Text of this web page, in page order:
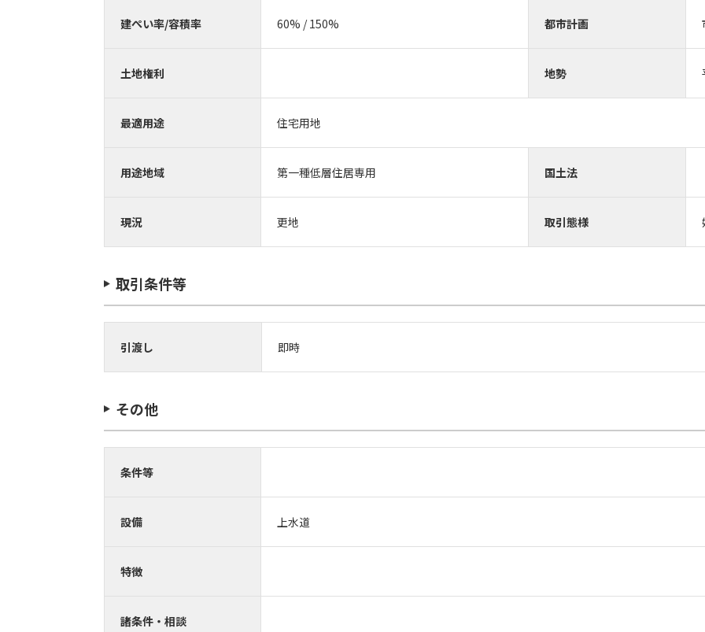
建ぺい率/容積率 60% / 150% 都市計画
土地権利 地勢
最適用途 住宅用地
用途地域 第一種低層住居専用 国土法
現況 更地 取引態様
取引条件等
引渡し 即時
その他
条件等
設備 上水道
特徴
諸条件・相談